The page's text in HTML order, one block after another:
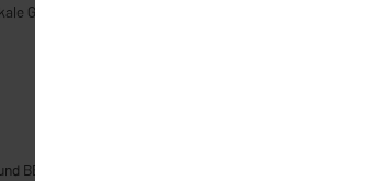
Gerichte und gesellige Runden.
BBQ